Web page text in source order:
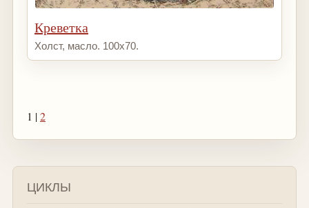
Креветка
Холст, масло. 100х70.
1 |2
ЦИКЛЫ